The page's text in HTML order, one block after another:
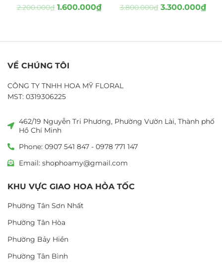
2.200.000₫ 1.600.000₫ 3.800.000₫ 3.300.000₫
VỀ CHÚNG TÔI
CÔNG TY TNHH HOA MỸ FLORAL
MST: 0319306225
462/19 Nguyễn Tri Phương, Phường Vườn Lài, Thành phố
Hồ Chí Minh
Phone: 0907 541 847 - 0978 771 147
Email: shophoamy@gmail.com
KHU VỰC GIAO HOA HỎA TỐC
Phường Tân Sơn Nhất
Phường Tân Hòa
Phường Bảy Hiền
Phường Tân Bình